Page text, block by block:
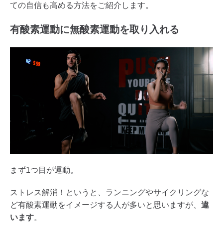
ての自信も高める方法をご紹介します。
有酸素運動に無酸素運動を取り入れる
まず1つ目が運動。
ストレス解消！というと、ランニングやサイクリングな
ど有酸素運動をイメージする人が多いと思いますが、 違
います。